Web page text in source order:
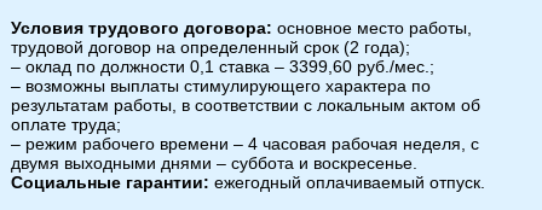
Условия трудового договора: основное место работы,
трудовой договор на определенный срок (2 года);
– оклад по должности 0,1 ставка – 3399,60 руб./мес.;
– возможны выплаты стимулирующего характера по
результатам работы, в соответствии с локальным актом об
оплате труда;
– режим рабочего времени – 4 часовая рабочая неделя, с
двумя выходными днями – суббота и воскресенье.
Социальные гарантии: ежегодный оплачиваемый отпуск.